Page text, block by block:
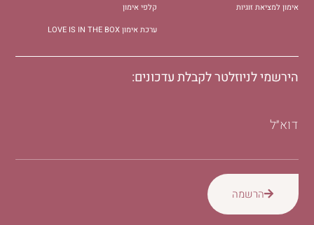
אימון למציאת זוגיות
קלפי אימון
ערכת אימון LOVE IS IN THE BOX
הירשמי לניוזלטר לקבלת עדכונים:
דוא״ל
הרשמה